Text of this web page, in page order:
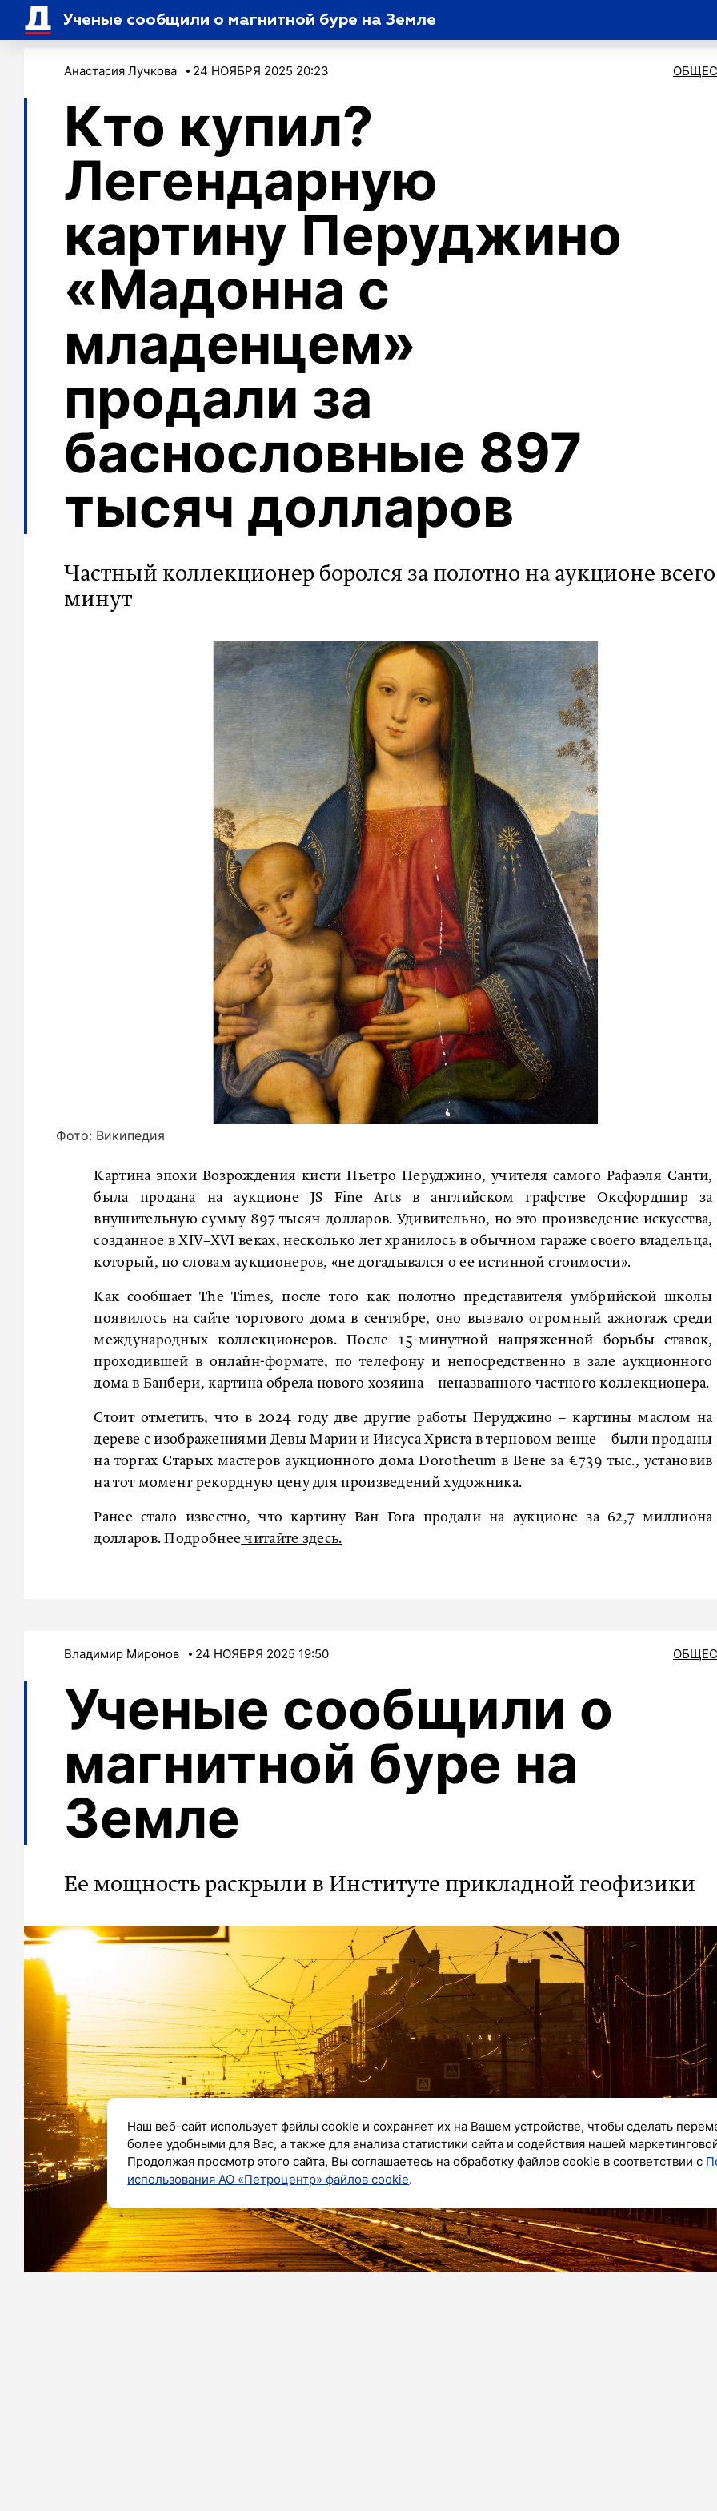
Ученые сообщили о магнитной буре на Земле
Анастасия Лучкова 24 НОЯБРЯ 2025 20:23
Кто купил?
Легендарную
картину Перуджино
«Мадонна с
младенцем»
продали за
баснословные 897
тысяч долларов
Частный коллекционер боролся за полотно на аукционе всего
минут
Фото: Википедия
Картина эпохи Возрождения кисти Пьетро Перуджино, учителя самого Рафаэля Санти,
была продана на аукционе JS Fine Arts в английском графстве Оксфордшир за
внушительную сумму 897 тысяч долларов. Удивительно, но это произведение искусства,
созданное в XIV–XVI веках, несколько лет хранилось в обычном гараже своего владельца,
который, по словам аукционеров, «не догадывался о ее истинной стоимости».
Как сообщает The Times, после того как полотно представителя умбрийской школы
появилось на сайте торгового дома в сентябре, оно вызвало огромный ажиотаж среди
международных коллекционеров. После 15-минутной напряженной борьбы ставок,
проходившей в онлайн-формате, по телефону и непосредственно в зале аукционного
дома в Банбери, картина обрела нового хозяина – неназванного частного коллекционера.
Стоит отметить, что в 2024 году две другие работы Перуджино – картины маслом на
дереве с изображениями Девы Марии и Иисуса Христа в терновом венце – были проданы
на торгах Старых мастеров аукционного дома Dorotheum в Вене за €739 тыс., установив
на тот момент рекордную цену для произведений художника.
Ранее стало известно, что картину Ван Гога продали на аукционе за 62,7 миллиона
долларов. Подробнее читайте здесь.
Владимир Миронов 24 НОЯБРЯ 2025 19:50
Ученые сообщили о
магнитной буре на
Земле
Ее мощность раскрыли в Институте прикладной геофизики
Наш веб-сайт использует файлы cookie и сохраняет их на Вашем устройстве, чтобы сделать
более удобными для Вас, а также для анализа статистики сайта и содействия нашей
Продолжая просмотр этого сайта, Вы соглашаетесь на обработку файлов cookie в соответствии с
использования АО «Петроцентр» файлов cookie.